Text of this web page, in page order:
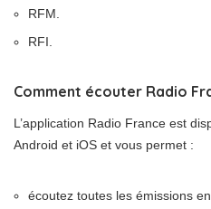
RFM.
RFI.
Comment écouter Radio
L’application Radio France est
Android et iOS et vous permet :
écoutez toutes les émissions